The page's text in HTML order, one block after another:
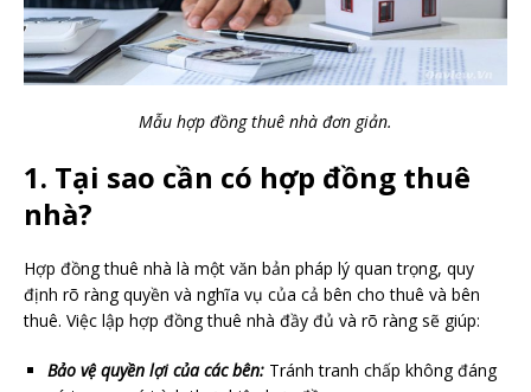
Mẫu hợp đồng thuê nhà đơn giản.
1. Tại sao cần có hợp đồng thuê
nhà?
Hợp đồng thuê nhà là một văn bản pháp lý quan trọng, quy
định rõ ràng quyền và nghĩa vụ của cả bên cho thuê và bên
thuê. Việc lập hợp đồng thuê nhà đầy đủ và rõ ràng sẽ giúp:
Bảo vệ quyền lợi của các bên: Tránh tranh chấp không đáng